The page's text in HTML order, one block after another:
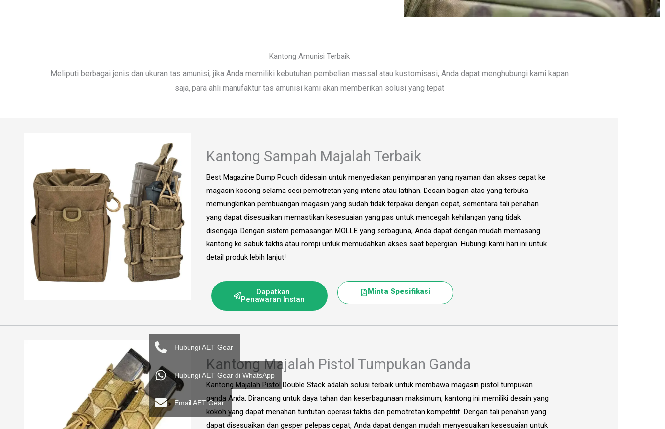
Kantong Amunisi Terbaik
Meliputi berbagai jenis dan ukuran tas amunisi, jika Anda memiliki kebutuhan pembelian massal atau kustomisasi, Anda dapat menghubungi kami kapan
saja, para ahli manufaktur tas amunisi kami akan memberikan solusi yang tepat
Kantong Sampah Majalah Terbaik
Best Magazine Dump Pouch didesain untuk menyediakan penyimpanan yang nyaman dan akses cepat ke
magasin kosong selama sesi pemotretan yang intens atau latihan. Desain bagian atas yang terbuka
memungkinkan pembuangan magasin yang sudah tidak terpakai dengan cepat, sementara tali penahan
yang dapat disesuaikan memastikan kesesuaian yang pas untuk mencegah kehilangan yang tidak
disengaja. Dengan sistem pemasangan MOLLE yang serbaguna, Anda dapat dengan mudah memasang
kantong ke sabuk taktis atau rompi untuk memudahkan akses saat bepergian. Hubungi kami hari ini untuk
detail produk lebih lanjut!
Dapatkan
Penawaran Instan
Minta Spesifikasi
Kantong Majalah Pistol Tumpukan Ganda
Kantong Majalah Pistol Double Stack adalah solusi terbaik untuk membawa magasin pistol tumpukan
ganda Anda. Dirancang untuk daya tahan dan keserbagunaan maksimum, kantong ini memiliki desain yang
kokoh yang dapat menahan tuntutan operasi taktis dan pemotretan kompetitif. Dengan tali penahan yang
dapat disesuaikan dan gesper pelepas cepat, Anda dapat dengan mudah menyesuaikan kesesuaian untuk
Hubungi AET Gear
Hubungi AET Gear di WhatsApp
Email AET Gear